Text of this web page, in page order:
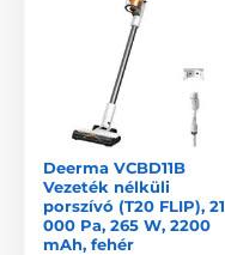
Deerma VCBD11B
Vezeték nélküli
porszívó (T20 FLIP), 21
000 Pa, 265 W, 2200
mAh, fehér